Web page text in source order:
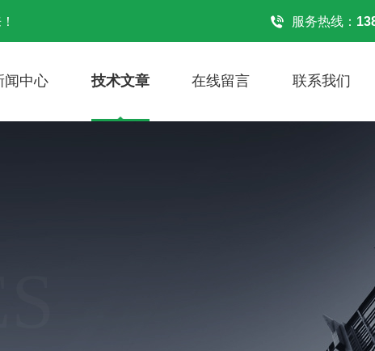
服务热线：
闻中心 技术文章 在线留言 联系我们